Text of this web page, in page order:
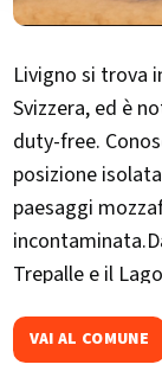
Livigno si trova
Svizzera, ed è
duty-free.
posizione
paesaggi
Trepalle e il
dicembre
VAI AL COMUNE